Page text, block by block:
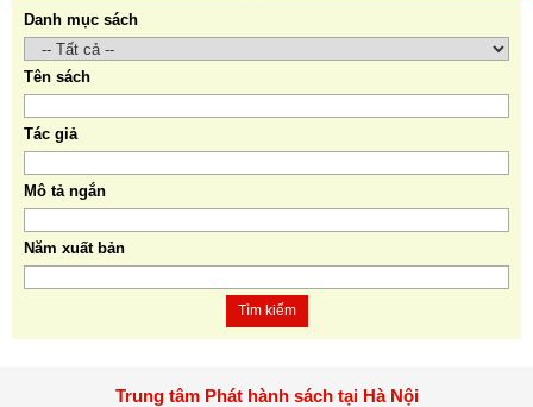
Danh mục sách
Tên sách
Tác giả
Mô tả ngắn
Năm xuất bản
Tìm kiếm
Trung tâm Phát hành sách tại Hà Nội